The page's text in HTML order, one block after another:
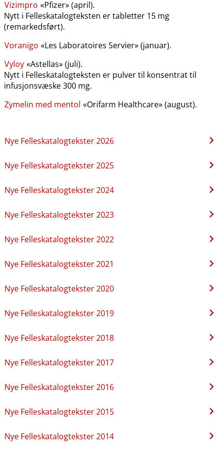
Vizimpro «Pfizer» (april).
Nytt i Felleskatalogteksten er tabletter 15 mg
(remarkedsført).
Voranigo «Les Laboratoires Servier» (januar).
Vyloy «Astellas» (juli).
Nytt i Felleskatalogteksten er pulver til konsentrat til
infusjonsvæske 300 mg.
Zymelin med mentol «Orifarm Healthcare» (august).
Nye Felleskatalogtekster 2026
Nye Felleskatalogtekster 2025
Nye Felleskatalogtekster 2024
Nye Felleskatalogtekster 2023
Nye Felleskatalogtekster 2022
Nye Felleskatalogtekster 2021
Nye Felleskatalogtekster 2020
Nye Felleskatalogtekster 2019
Nye Felleskatalogtekster 2018
Nye Felleskatalogtekster 2017
Nye Felleskatalogtekster 2016
Nye Felleskatalogtekster 2015
Nye Felleskatalogtekster 2014